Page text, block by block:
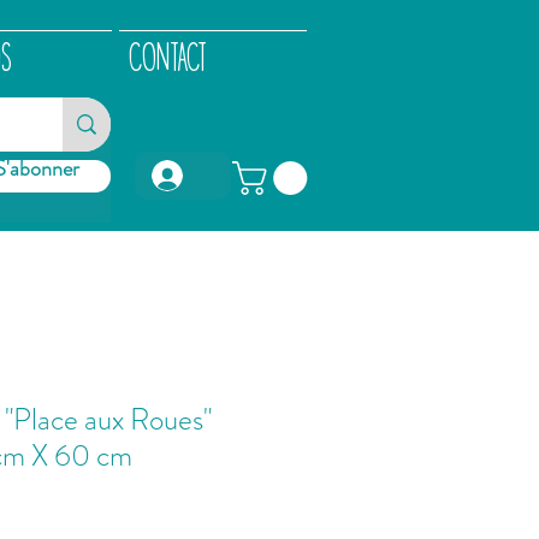
CONTACT
Connexion
aux Roues"
X 60 cm